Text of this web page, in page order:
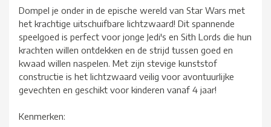
Dompel je onder in de epische wereld van Star Wars met
het krachtige uitschuifbare lichtzwaard! Dit spannende
speelgoed is perfect voor jonge Jedi's en Sith Lords die hun
krachten willen ontdekken en de strijd tussen goed en
kwaad willen naspelen. Met zijn stevige kunststof
constructie is het lichtzwaard veilig voor avontuurlijke
gevechten en geschikt voor kinderen vanaf 4 jaar!
Kenmerken: